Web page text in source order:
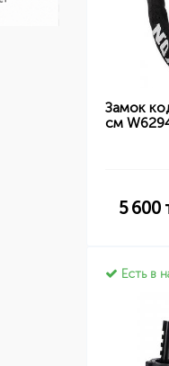
Замок
см
5 600
Есть в